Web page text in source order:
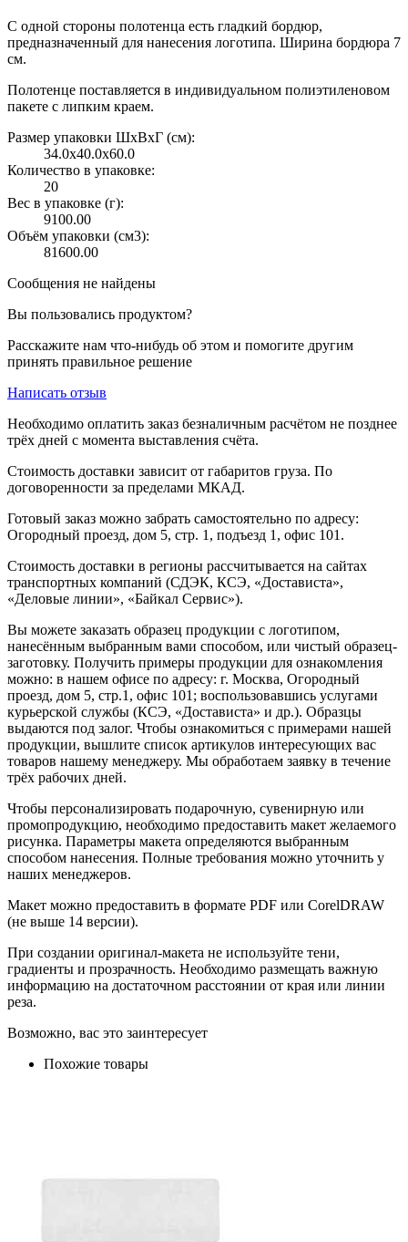
С одной стороны полотенца есть гладкий бордюр,
предназначенный для нанесения логотипа. Ширина бордюра 7
см.
Полотенце поставляется в индивидуальном полиэтиленовом
пакете с липким краем.
Размер упаковки ШxВxГ (см):
34.0x40.0x60.0
Количество в упаковке:
20
Вес в упаковке (г):
9100.00
Объём упаковки (см3):
81600.00
Сообщения не найдены
Вы пользовались продуктом?
Расскажите нам что-нибудь об этом и помогите другим
принять правильное решение
Написать отзыв
Необходимо оплатить заказ безналичным расчётом не позднее
трёх дней с момента выставления счёта.
Стоимость доставки зависит от габаритов груза. По
договоренности за пределами МКАД.
Готовый заказ можно забрать самостоятельно по адресу:
Огородный проезд, дом 5, стр. 1, подъезд 1, офис 101.
Стоимость доставки в регионы рассчитывается на сайтах
транспортных компаний (СДЭК, КСЭ, «Достависта»,
«Деловые линии», «Байкал Сервис»).
Вы можете заказать образец продукции с логотипом,
нанесённым выбранным вами способом, или чистый образец-
заготовку. Получить примеры продукции для ознакомления
можно: в нашем офисе по адресу: г. Москва, Огородный
проезд, дом 5, стр.1, офис 101; воспользовавшись услугами
курьерской службы (КСЭ, «Достависта» и др.). Образцы
выдаются под залог. Чтобы ознакомиться с примерами нашей
продукции, вышлите список артикулов интересующих вас
товаров нашему менеджеру. Мы обработаем заявку в течение
трёх рабочих дней.
Чтобы персонализировать подарочную, сувенирную или
промопродукцию, необходимо предоставить макет желаемого
рисунка. Параметры макета определяются выбранным
способом нанесения. Полные требования можно уточнить у
наших менеджеров.
Макет можно предоставить в формате PDF или CorelDRAW
(не выше 14 версии).
При создании оригинал-макета не используйте тени,
градиенты и прозрачность. Необходимо размещать важную
информацию на достаточном расстоянии от края или линии
реза.
Возможно, вас это заинтересует
Похожие товары